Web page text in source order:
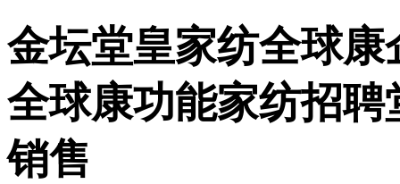
金坛堂皇家纺全球
全球康功能家纺招
销售